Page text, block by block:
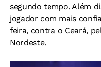
segundo tempo. Além
jogador com mais
feira, contra o Ceará,
Nordeste.